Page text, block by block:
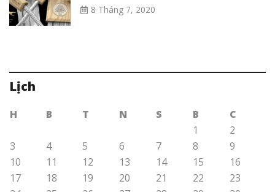
8 Tháng 7, 2020
Lịch
H B T N S B
C
1
2
3
4 5 6 7 8
9
10
11 12 13 14 15
16
17
18 19 20 21 22
23